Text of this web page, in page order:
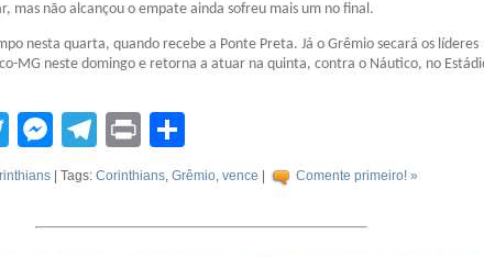
mas não alcançou o empate ainda sofreu mais um no final.
nesta quarta, quando recebe a Ponte Preta. Já o Grêmio secará os líderes
MG neste domingo e retorna a atuar na quinta, contra o Náutico, no
TwitterMessenger
Telegram
Print
| Tags: Corinthians, Grêmio, vence Comente primeiro! »